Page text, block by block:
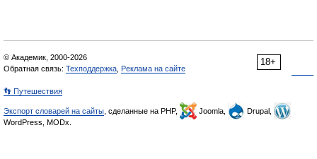
18+
© Академик, 2000-2026
Обратная связь: Техподдержка Реклама на сайте
👣 Путешествия
Экспорт словарей на сайты , сделанные на PHP, Joomla,
Drupal,
WordPress, MODx.